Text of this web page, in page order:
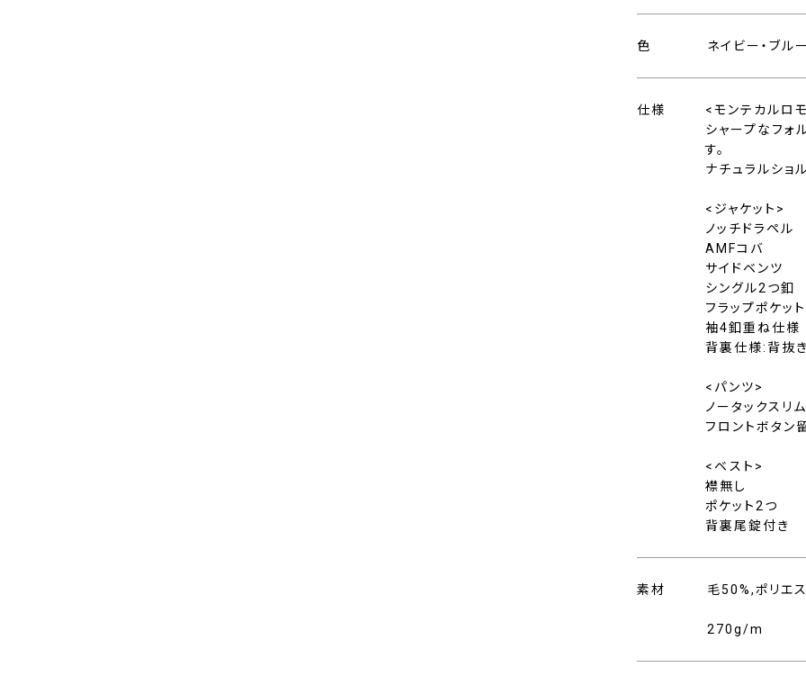
色 ネイビー・ブル
仕様
<モンテカルロ
シャープなフォ
す。
ナチュラルショ
<ジャケット>
ノッチドラペル
AMFコバ
サイドベンツ
シングル2つ釦
フラップポケット
袖4釦重ね仕様
背裏仕様:背抜き
<パンツ>
ノータックスリ
フロントボタン
<ベスト>
襟無し
ポケット2つ
背裏尾錠付き
素材 毛50%,ポリエ
270g/m